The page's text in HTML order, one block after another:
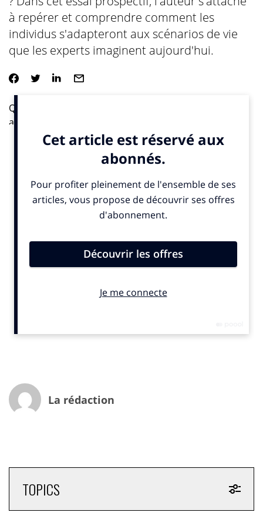
à repérer et comprendre comment les
individus s'adapteront aux scénarios de vie
que les experts imaginent aujourd'hui.
Quels seront les comportements du grand public face
aux changements qui affecteront la vie quotidienne
des deux décennies à venir ? Dans cet essai prospectif,
Christian Gatard s’attache à repérer et comprendre
comment les individus s’adapteront aux scénarios de
vie que les experts imaginent aujourd’hui.
L’étude de plusieurs phénomènes (nomadisme ou
sédentarité, la performance, le concept de marque et
les rituels) et de thèmes clés (manger, boire, dormir,
la sociologie de la consommation en se basant sur des
études de consommateurs ainsi que sur des entretiens
socioculturels d’aujourd’hui. Un livre pour comprendre
La rédaction
TOPICS